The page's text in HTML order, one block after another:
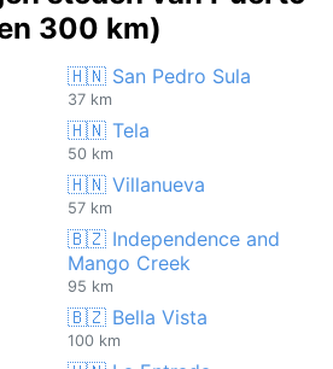
300 km)
🇭🇳 San Pedro Sula
37 km
🇭🇳 Tela
50 km
🇭🇳 Villanueva
57 km
🇧🇿 Independence and
Mango Creek
95 km
🇧🇿 Bella Vista
100 km